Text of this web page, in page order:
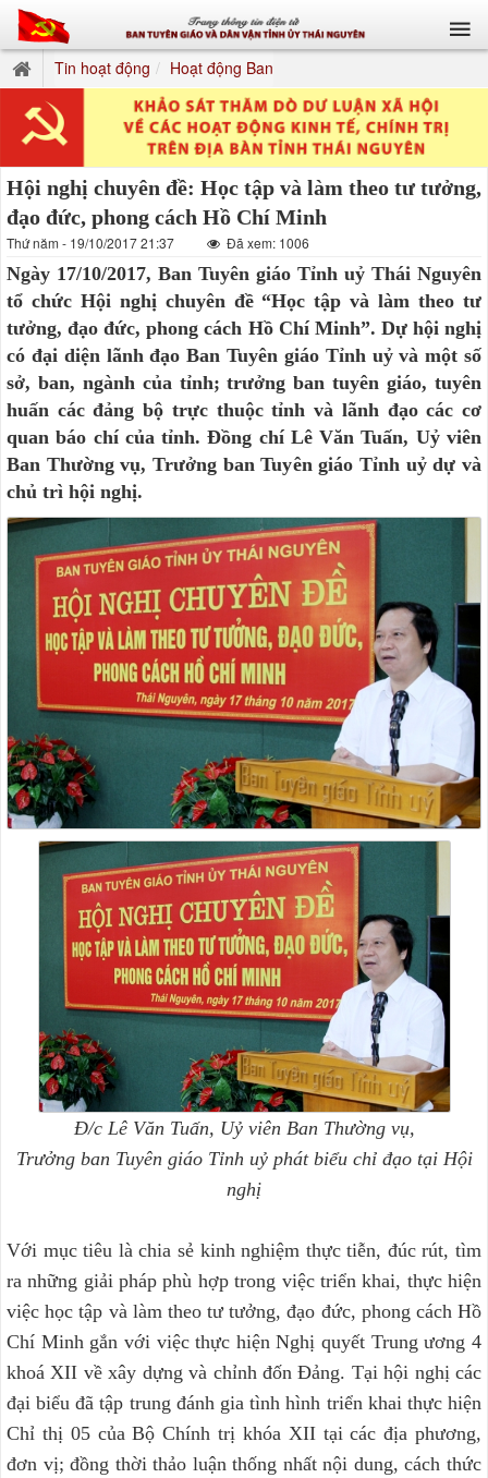
Tin hoạt động Hoạt động Ban
Hội nghị chuyên đề: Học tập và làm theo tư tưởng,
đạo đức, phong cách Hồ Chí Minh
Thứ năm - 19/10/2017 21:37 Đã xem: 1006
Ngày 17/10/2017, Ban Tuyên giáo Tỉnh uỷ Thái Nguyên
tổ chức Hội nghị chuyên đề “Học tập và làm theo tư
tưởng, đạo đức, phong cách Hồ Chí Minh”. Dự hội nghị
có đại diện lãnh đạo Ban Tuyên giáo Tỉnh uỷ và một số
sở, ban, ngành của tỉnh; trưởng ban tuyên giáo, tuyên
huấn các đảng bộ trực thuộc tỉnh và lãnh đạo các cơ
quan báo chí của tỉnh. Đồng chí Lê Văn Tuấn, Uỷ viên
Ban Thường vụ, Trưởng ban Tuyên giáo Tỉnh uỷ dự và
chủ trì hội nghị.
Đ/c Lê Văn Tuấn, Uỷ viên Ban Thường vụ,
Trưởng ban Tuyên giáo Tỉnh uỷ phát biểu chỉ đạo tại Hội
nghị
Với mục tiêu là chia sẻ kinh nghiệm thực tiễn, đúc rút, tìm
ra những giải pháp phù hợp trong việc triển khai, thực hiện
việc học tập và làm theo tư tưởng, đạo đức, phong cách Hồ
Chí Minh gắn với việc thực hiện Nghị quyết Trung ương 4
khoá XII về xây dựng và chỉnh đốn Đảng. Tại hội nghị các
đại biểu đã tập trung đánh gia tình hình triển khai thực hiện
Chỉ thị 05 của Bộ Chính trị khóa XII tại các địa phương,
đơn vị; đồng thời thảo luận thống nhất nội dung, cách thức